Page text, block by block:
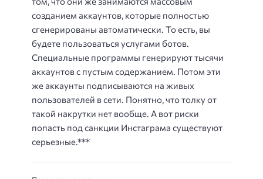
созданием аккаунтов, которые полностью
сгенерированы автоматически. То есть, вы
будете пользоваться услугами ботов.
Специальные программы генерируют тысячи
аккаунтов с пустым содержанием. Потом эти
же аккаунты подписываются на живых
пользователей в сети. Понятно, что толку от
такой накрутки нет вообще. А вот риски
попасть под санкции Инстаграма существуют
серьезные.***